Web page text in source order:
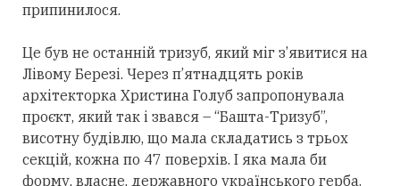
припинилося.
Це був не останній тризуб, який міг з’явитися на
Лівому Березі. Через п’ятнадцять років
архітекторка Христина Голуб запропонувала
проєкт, який так і звався – “Башта-Тризуб”,
висотну будівлю, що мала складатись з трьох
секцій, кожна по 47 поверхів. І яка мала би
форму, власне, державного українського герба.